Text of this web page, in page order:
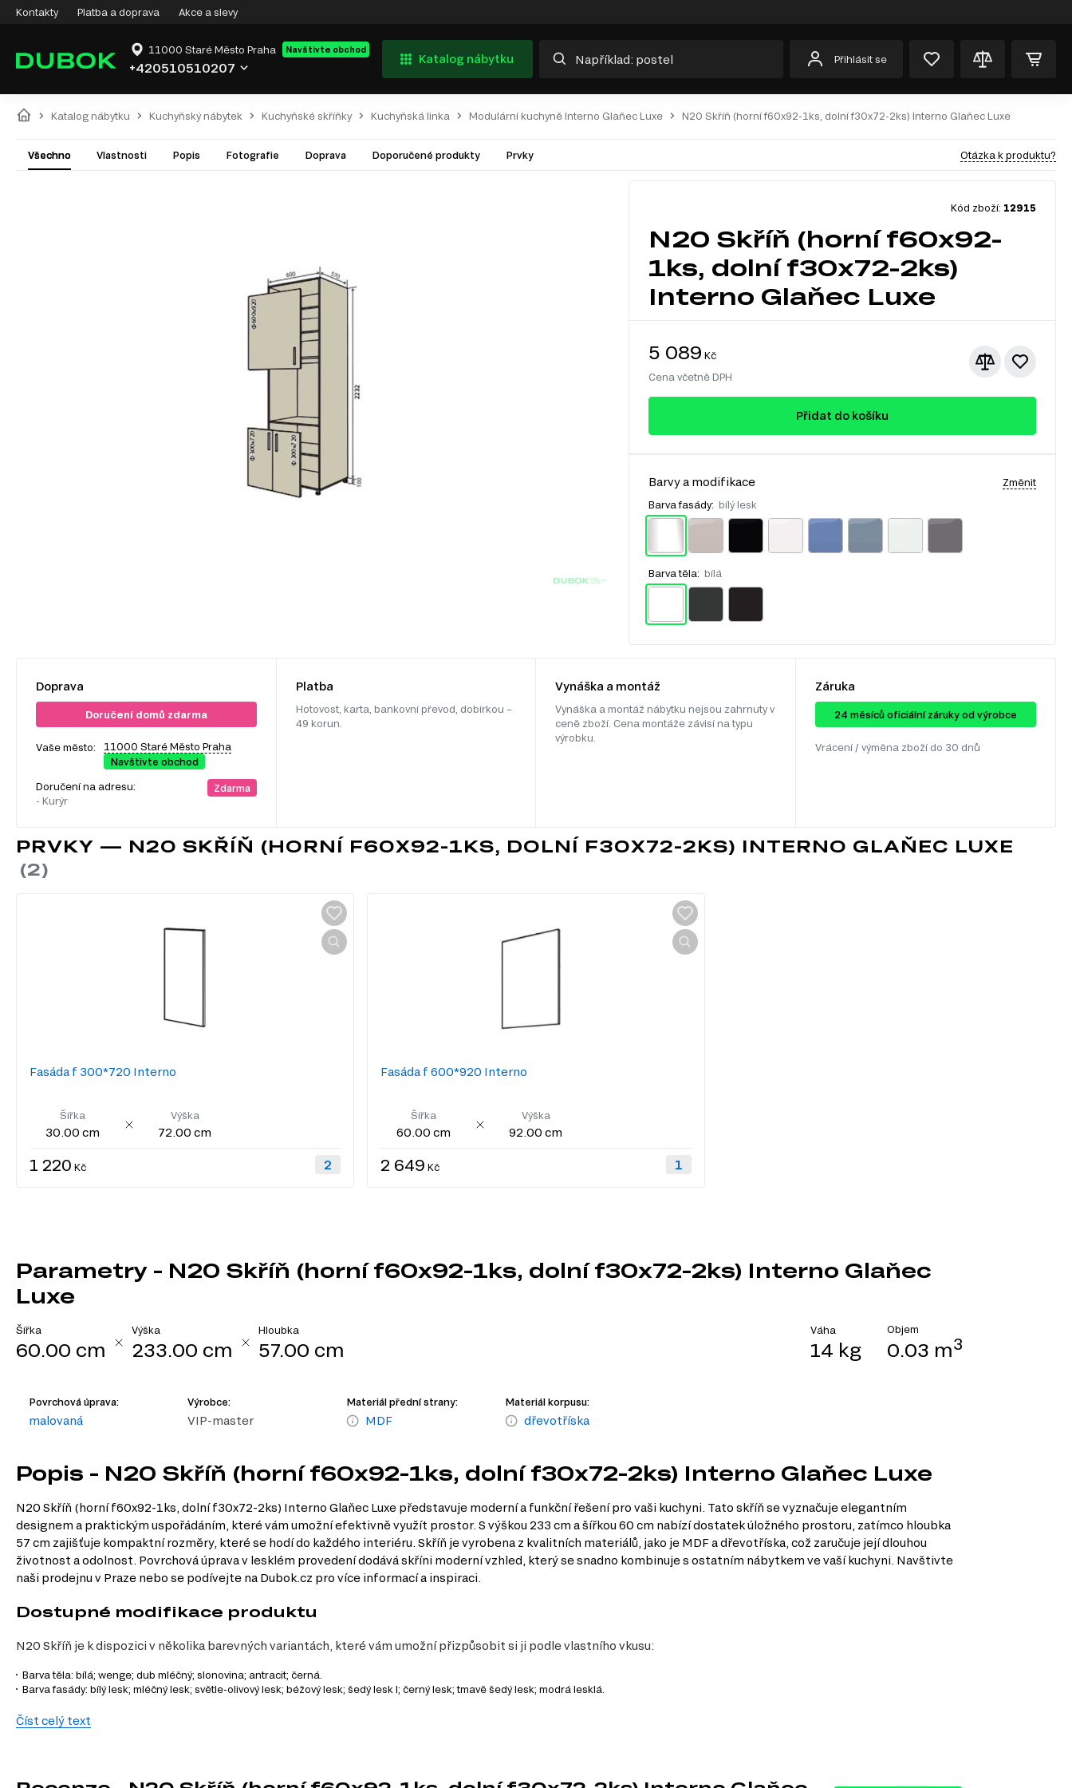
Kontakty Platba a doprava Akce a slevy
11000 Staré Město Praha Navštivte obchod
+420510510207
Katalog nábytku Přihlásit se
Katalog nábytku Kuchyňský nábytek Kuchyňské skříňky Kuchyňská linka Modulární kuchyně Interno Glaňec Luxe N20 Skříň (horní f60x92-1ks, dolní f30x72-2ks) Interno Glaňec Luxe
Všechno Vlastnosti Popis Fotografie Doprava Doporučené produkty Prvky Otázka k produktu?
Kód zboží: 12915
N20 Skříň (horní f60x92-
1ks, dolní f30x72-2ks)
Interno Glaňec Luxe
5 089 Kč
Cena včetně DPH
Přidat do košíku
Barvy a modifikace Změnit
Barva fasády: bílý lesk
Barva těla: bílá
Doprava
Doručení domů zdarma
Vaše město:
11000 Staré Město Praha
Navštivte obchod
Doručení na adresu:
- Kurýr
Zdarma
Platba
Hotovost, karta, bankovní převod, dobírkou –
49 korun.
Vynáška a montáž
Vynáška a montáž nábytku nejsou zahrnuty v
ceně zboží. Cena montáže závisí na typu
výrobku.
Záruka
24 ​​​​měsíců oficiální záruky od výrobce
Vrácení / výměna zboží do 30 dnů
PRVKY — N20 SKŘÍŇ (HORNÍ F60X92-1KS, DOLNÍ F30X72-2KS) INTERNO GLAŇEC LUXE
Fasáda f 300*720 Interno
Šířka
30.00 cm
Výška
72.00 cm
1 220 Kč
Fasáda f 600*920 Interno
Šířka
60.00 cm
Výška
92.00 cm
2 649 Kč
Parametry - N20 Skříň (horní f60x92-1ks, dolní f30x72-2ks) Interno Glaňec
Luxe
Šířka
60.00 cm
Výška
233.00 cm
Hloubka
57.00 cm
Váha
14 kg
Objem
0.03 m3
Povrchová úprava:
malovaná
Výrobce:
VIP-master
Materiál přední strany:
MDF
Materiál korpusu:
dřevotříska
Popis - N20 Skříň (horní f60x92-1ks, dolní f30x72-2ks) Interno Glaňec Luxe
N20 Skříň (horní f60x92-1ks, dolní f30x72-2ks) Interno Glaňec Luxe představuje moderní a funkční řešení pro vaši kuchyni. Tato skříň se vyznačuje elegantním
designem a praktickým uspořádáním, které vám umožní efektivně využít prostor. S výškou 233 cm a šířkou 60 cm nabízí dostatek úložného prostoru, zatímco hloubka
57 cm zajišťuje kompaktní rozměry, které se hodí do každého interiéru. Skříň je vyrobena z kvalitních materiálů, jako je MDF a dřevotříska, což zaručuje její dlouhou
životnost a odolnost. Povrchová úprava v lesklém provedení dodává skříni moderní vzhled, který se snadno kombinuje s ostatním nábytkem ve vaší kuchyni. Navštivte
naši prodejnu v Praze nebo se podívejte na Dubok.cz pro více informací a inspiraci.
Dostupné modifikace produktu
N20 Skříň je k dispozici v několika barevných variantách, které vám umožní přizpůsobit si ji podle vlastního vkusu:
Barva těla: bílá; wenge; dub mléčný; slonovina; antracit; černá.
Barva fasády: bílý lesk; mléčný lesk; světle-olivový lesk; béžový lesk; šedý lesk I; černý lesk; tmavě šedý lesk; modrá lesklá.
Charakteristiky, vlastnosti a výhody
Materiál přední strany. Vyrobeno z MDF, což zaručuje odolnost a snadnou údržbu, a zároveň poskytuje moderní vzhled.
Číst celý text